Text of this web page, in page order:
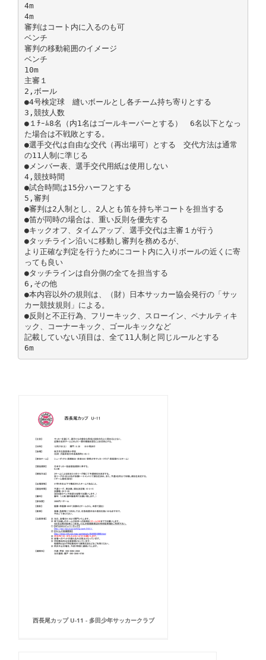
4m
4m
審判はコート内に入るのも可
ベンチ
審判の移動範囲のイメージ
ベンチ
10m
主審１
2,ボール
●4号検定球 縫いボールとし各チーム持ち寄りとする
3,競技人数
●１ﾁｰﾑ8名（内1名はゴールキーパーとする） 6名以下となっ
た場合は不戦敗とする。
●選手交代は自由な交代（再出場可）とする 交代方法は通常
の11人制に準じる
●メンバー表、選手交代用紙は使用しない
4,競技時間
●試合時間は15分ハーフとする
5,審判
●審判は2人制とし、2人とも笛を持ち半コートを担当する
●笛が同時の場合は、重い反則を優先する
●キックオフ、タイムアップ、選手交代は主審１が行う
●タッチライン沿いに移動し審判を務めるが、
より正確な判定を行うためにコート内に入りボールの近くに寄
っても良い
●タッチラインは自分側の全てを担当する
6,その他
●本内容以外の規則は、（財）日本サッカー協会発行の「サッ
カー競技規則」による。
●反則と不正行為、フリーキック、スローイン、ペナルティキ
ック、コーナーキック、ゴールキックなど
記載していない項目は、全て11人制と同じルールとする
6m
西長尾カップ U-11 - 多田少年サッカークラブ